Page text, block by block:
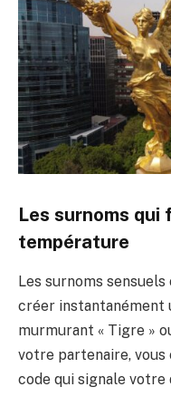
Les surnoms
température
Les surnoms
créer instantanément
murmurant « Tigre »
votre partenaire,
code qui signale